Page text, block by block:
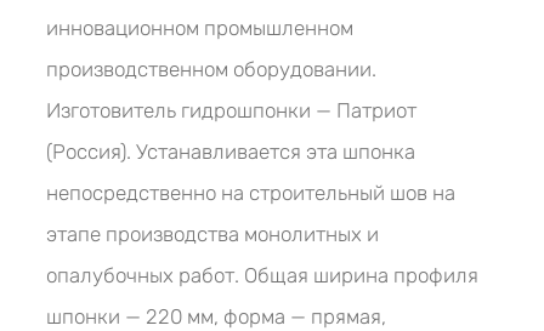
инновационном промышленном
производственном оборудовании.
Изготовитель гидрошпонки — Патриот
(Россия). Устанавливается эта шпонка
непосредственно на строительный шов на
этапе производства монолитных и
опалубочных работ. Общая ширина профиля
шпонки — 220 мм, форма — прямая,